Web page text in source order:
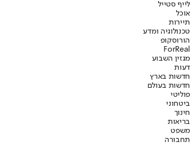
לייף סטייל
אוכל
תיירות
טכנולוגיה ומדע
הורוסקופ
ForReal
מגזין השבוע
דעות
חדשות בארץ
חדשות בעולם
פוליטי
ביטחוני
חינוך
בריאות
משפט
תחבורה